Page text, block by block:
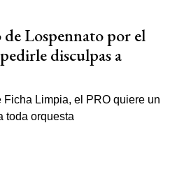
Lospennato por el
disculpas a